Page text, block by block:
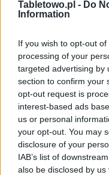
Tabletowo.pl - Do
Information
If you wish to opt-out
processing of your
targeted advertising by
section to confirm your
opt-out request is
interest-based ads
us or personal
your opt-out. You may
disclosure of your
IAB’s list of
also be disclosed by